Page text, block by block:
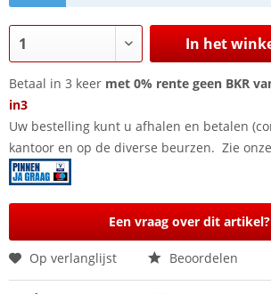
In het
Betaal in 3 keer met 0% rente geen BKR
in3
Uw bestelling kunt u afhalen en betalen
kantoor en op de diverse beurzen. Zie onze
Een vraag over dit artikel?
Op verlanglijst Beoordelen